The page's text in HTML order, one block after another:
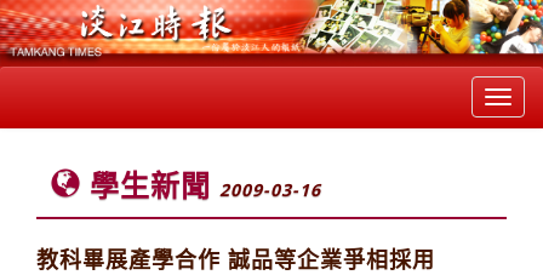
學生新聞 2009-03-16
教科畢展產學合作 誠品等企業爭相採用